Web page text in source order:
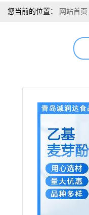
您当前的位置： 网站首页